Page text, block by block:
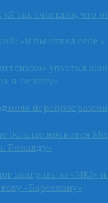
так счастлив, что
«Я бы отдал себе
упустил
я не хочу»
больше нравится
Роналду»
заиграть за «МЮ»
«Барселону»